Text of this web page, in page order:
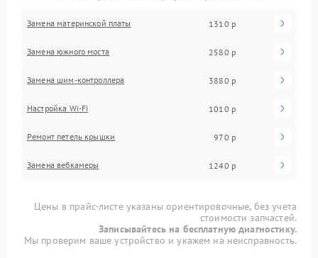
Замена материнской платы 1310 р
Замена южного моста 2580 р
Замена шим-контроллера 3880 р
Настройка Wi-Fi 1010 р
Ремонт петель крышки 970 р
Замена вебкамеры 1240 р
Цены в прайс-листе указаны ориентировочные, без учета
стоимости запчастей.
Записывайтесь на бесплатную диагностику.
Мы проверим ваше устройство и укажем на неисправность.